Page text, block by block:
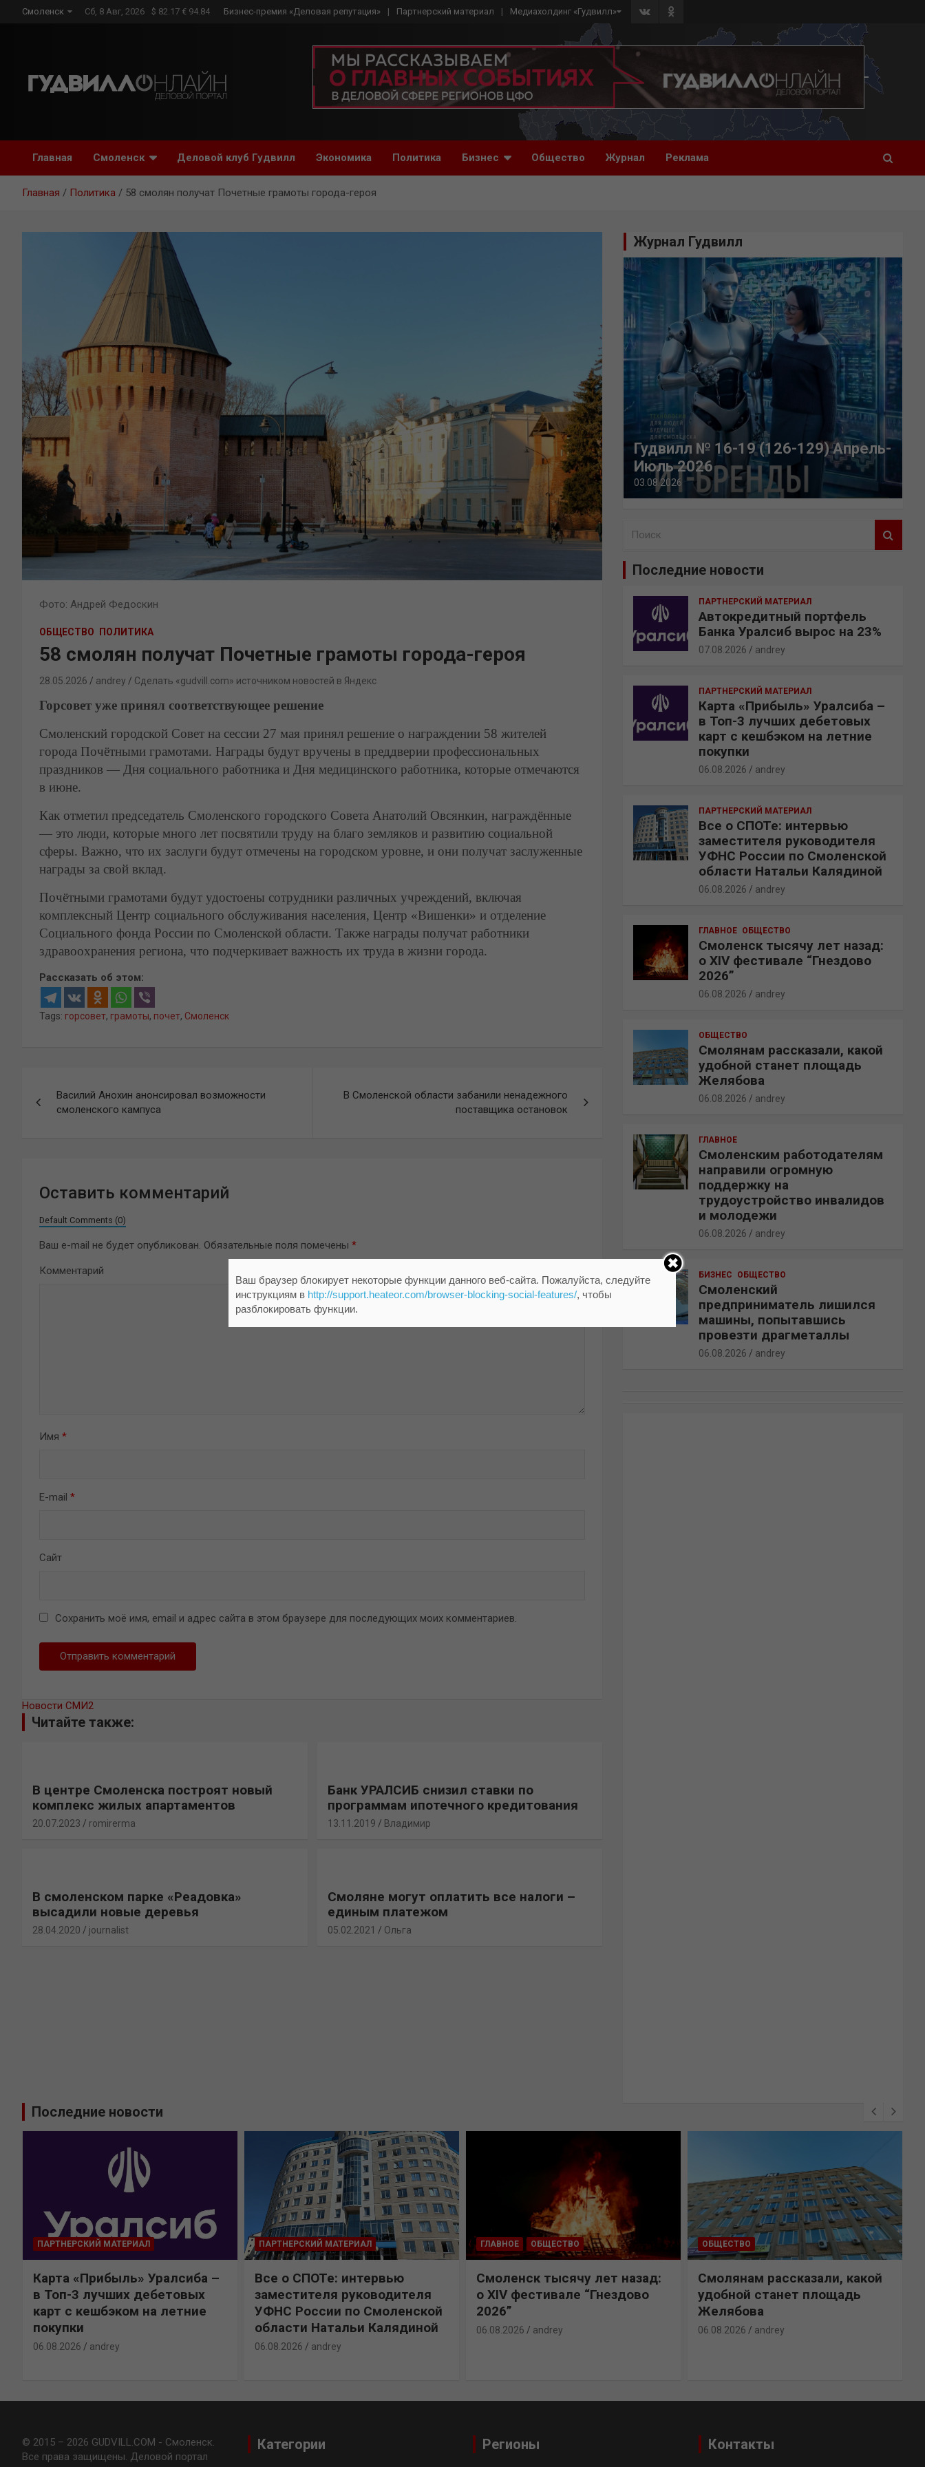
Смоленск Сб, 8 Авг, 2026 $ 82.17 € 94.84 Бизнес-премия «Деловая репутация» Партнерский материал Медиахолдинг «Гудвилл»
Главная Смоленск Деловой клуб Гудвилл Экономика Политика Бизнес Общество Журнал Реклама
Главная Политика 58 смолян получат Почетные грамоты города-героя
Фото: Андрей Федоскин
ОБЩЕСТВО ПОЛИТИКА
58 смолян получат Почетные грамоты города-героя
28.05.2026 andrey Сделать «gudvill.com» источником новостей в Яндекс
Горсовет уже принял соответствующее решение
Смоленский городской Совет на сессии 27 мая принял решение о награждении 58 жителей
города Почётными грамотами. Награды будут вручены в преддверии профессиональных
праздников — Дня социального работника и Дня медицинского работника, которые отмечаются
в июне.
Как отметил председатель Смоленского городского Совета Анатолий Овсянкин, награждённые
— это люди, которые много лет посвятили труду на благо земляков и развитию социальной
сферы. Важно, что их заслуги будут отмечены на городском уровне, и они получат заслуженные
награды за свой вклад.
Почётными грамотами будут удостоены сотрудники различных учреждений, включая
комплексный Центр социального обслуживания населения, Центр «Вишенки» и отделение
Социального фонда России по Смоленской области. Также награды получат работники
здравоохранения региона, что подчеркивает важность их труда в жизни города.
Рассказать об этом:
Tags: горсовет, грамоты, почет, Смоленск
по
Василий Анохин анонсировал возможности
смоленского кампуса
В Смоленской области забанили ненадежного
поставщика остановок
Оставить комментарий
Default Comments (0)
Ваш e-mail не будет опубликован. Обязательные поля помечены *
Комментарий
Имя *
E-mail *
Сайт
Сохранить моё имя, email и адрес сайта в этом браузере для последующих моих комментариев.
Новости СМИ2
Читайте также:
В центре Смоленска построят новый
комплекс жилых апартаментов
20.07.2023 romirerma
Банк УРАЛСИБ снизил ставки по
программам ипотечного кредитования
13.11.2019 Владимир
В смоленском парке «Реадовка»
высадили новые деревья
28.04.2020 journalist
Смоляне могут оплатить все налоги –
единым платежом
05.02.2021 Ольга
Журнал Гудвилл
Гудвилл № 16-19 (126-129) Апрель-
Июль 2026
03.08.2026
Последние новости
ПАРТНЕРСКИЙ МАТЕРИАЛ
Автокредитный портфель
Банка Уралсиб вырос на 23%
07.08.2026 andrey
ПАРТНЕРСКИЙ МАТЕРИАЛ
Карта «Прибыль» Уралсиба –
в Топ-3 лучших дебетовых
карт с кешбэком на летние
покупки
06.08.2026 andrey
ПАРТНЕРСКИЙ МАТЕРИАЛ
Все о СПОТе: интервью
заместителя руководителя
УФНС России по Смоленской
области Натальи Калядиной
06.08.2026 andrey
ГЛАВНОЕ ОБЩЕСТВО
Смоленск тысячу лет назад:
о XIV фестивале “Гнездово
2026”
06.08.2026 andrey
ОБЩЕСТВО
Смолянам рассказали, какой
удобной станет площадь
Желябова
06.08.2026 andrey
ГЛАВНОЕ
Смоленским работодателям
направили огромную
поддержку на
трудоустройство инвалидов
и молодежи
06.08.2026 andrey
БИЗНЕС ОБЩЕСТВО
Смоленский
предприниматель лишился
машины, попытавшись
провезти драгметаллы
06.08.2026 andrey
Последние новости
ПАРТНЕРСКИЙ МАТЕРИАЛ
Карта «Прибыль» Уралсиба –
в Топ-3 лучших дебетовых
карт с кешбэком на летние
покупки
06.08.2026 andrey
ПАРТНЕРСКИЙ МАТЕРИАЛ
Все о СПОТе: интервью
заместителя руководителя
УФНС России по Смоленской
области Натальи Калядиной
06.08.2026 andrey
ГЛАВНОЕ ОБЩЕСТВО
Смоленск тысячу лет назад:
о XIV фестивале “Гнездово
2026”
06.08.2026 andrey
ОБЩЕСТВО
Смолянам рассказали, какой
удобной станет площадь
Желябова
06.08.2026 andrey
© 2015 – 2026 GUDVILL.COM - Смоленск.
Все права защищены. Деловой портал
Категории Регионы Контакты
Ваш браузер блокирует некоторые функции данного веб-сайта. Пожалуйста, следуйте
инструкциям в http://support.heateor.com/browser-blocking-social-features/, чтобы
разблокировать функции.